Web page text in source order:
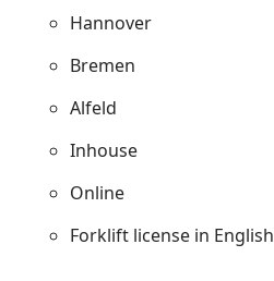
Hannover
Bremen
Alfeld
Inhouse
Online
Forklift license in English